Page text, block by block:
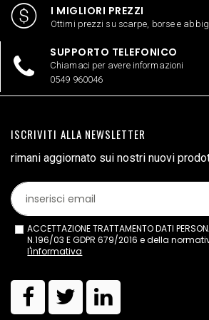
I MIGLIORI PREZZI
Ottimi prezzi su scarpe, borse e
SUPPORTO TELEFONICO
Chiamaci per avere informazioni
0549 960046
ISCRIVITI ALLA NEWSLETTER
rimani aggiornato sui nostri nuovi
ACCETTAZIONE TRATTAMENTO DATI
N.196/03 E GDPR 679/2016 e della
l'informativa